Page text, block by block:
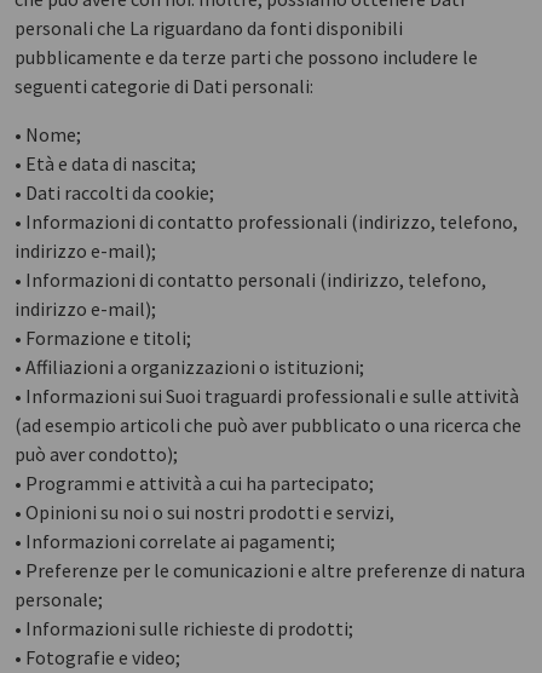
personali che La riguardano da fonti disponibili
pubblicamente e da terze parti che possono includere le
seguenti categorie di Dati personali:
• Nome;
• Età e data di nascita;
• Dati raccolti da cookie;
• Informazioni di contatto professionali (indirizzo, telefono,
indirizzo e-mail);
• Informazioni di contatto personali (indirizzo, telefono,
indirizzo e-mail);
• Formazione e titoli;
• Affiliazioni a organizzazioni o istituzioni;
• Informazioni sui Suoi traguardi professionali e sulle attività
(ad esempio articoli che può aver pubblicato o una ricerca che
può aver condotto);
• Programmi e attività a cui ha partecipato;
• Opinioni su noi o sui nostri prodotti e servizi,
• Informazioni correlate ai pagamenti;
• Preferenze per le comunicazioni e altre preferenze di natura
personale;
• Informazioni sulle richieste di prodotti;
• Fotografie e video;